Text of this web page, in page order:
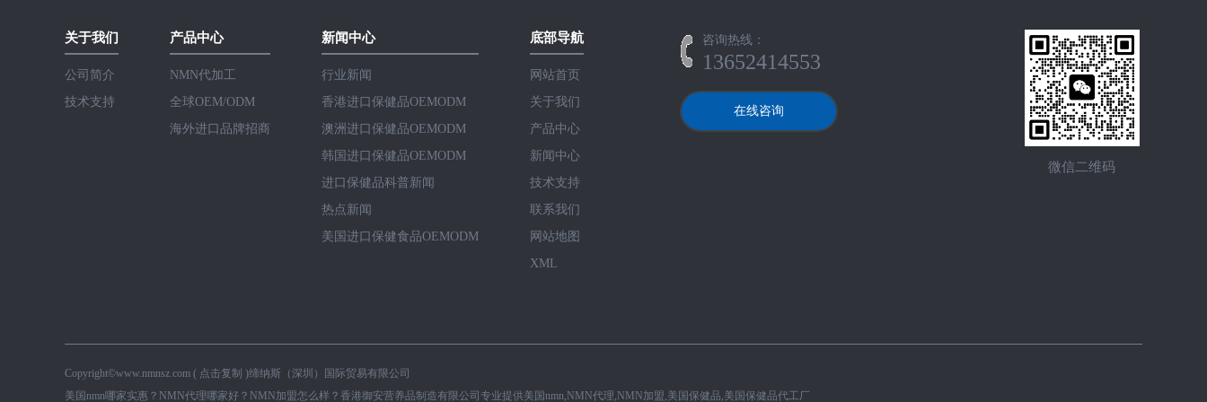
关于我们
公司简介
技术支持
产品中心
NMN代加工
全球OEM/ODM
海外进口品牌招商
新闻中心
行业新闻
香港进口保健品OEMODM
澳洲进口保健品OEMODM
韩国进口保健品OEMODM
进口保健品科普新闻
热点新闻
美国进口保健食品OEMODM
底部导航
网站首页
关于我们
产品中心
新闻中心
技术支持
联系我们
网站地图
XML
咨询热线：
13652414553
在线咨询
微信二维码
Copyright©www.nmnsz.com ( 点击复制 )缔纳斯（深圳）国际贸易有限公司
美国nmn哪家实惠？NMN代理哪家好？NMN加盟怎么样？香港御安营养品制造有限公司专业提供美国nmn,NMN代理,NMN加盟,美国保健品,美国保健品代工厂